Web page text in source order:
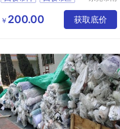
回收绸缎
回收丝绸
革材料经
营部
￥ 200.00 获取底价